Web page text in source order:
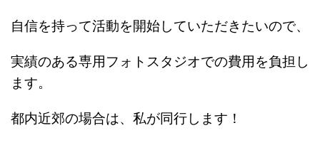
自信を持って活動を開始していただきたいので、
実績のある専用フォトスタジオでの費用を負担し
ます。
都内近郊の場合は、私が同行します！